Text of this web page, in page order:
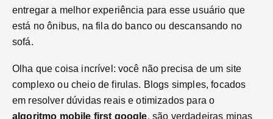
entregar a melhor experiência para esse usuário que
está no ônibus, na fila do banco ou descansando no
sofá.
Olha que coisa incrível: você não precisa de um site
complexo ou cheio de firulas. Blogs simples, focados
em resolver dúvidas reais e otimizados para o
algoritmo mobile first google, são verdadeiras minas